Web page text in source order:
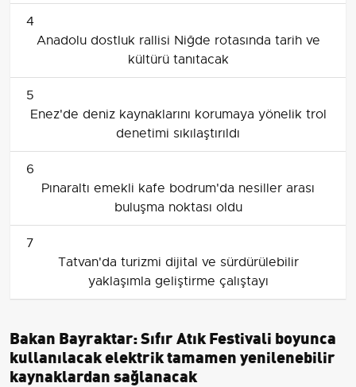
4
Anadolu dostluk rallisi Niğde rotasında tarih ve
kültürü tanıtacak
5
Enez'de deniz kaynaklarını korumaya yönelik trol
denetimi sıkılaştırıldı
6
Pınaraltı emekli kafe bodrum'da nesiller arası
buluşma noktası oldu
7
Tatvan'da turizmi dijital ve sürdürülebilir
yaklaşımla geliştirme çalıştayı
Bakan Bayraktar: Sıfır Atık Festivali boyunca
kullanılacak elektrik tamamen yenilenebilir
kaynaklardan sağlanacak